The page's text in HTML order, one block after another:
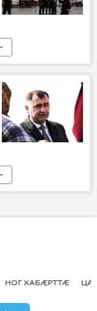
НОГ ХАБӔРТТӔ